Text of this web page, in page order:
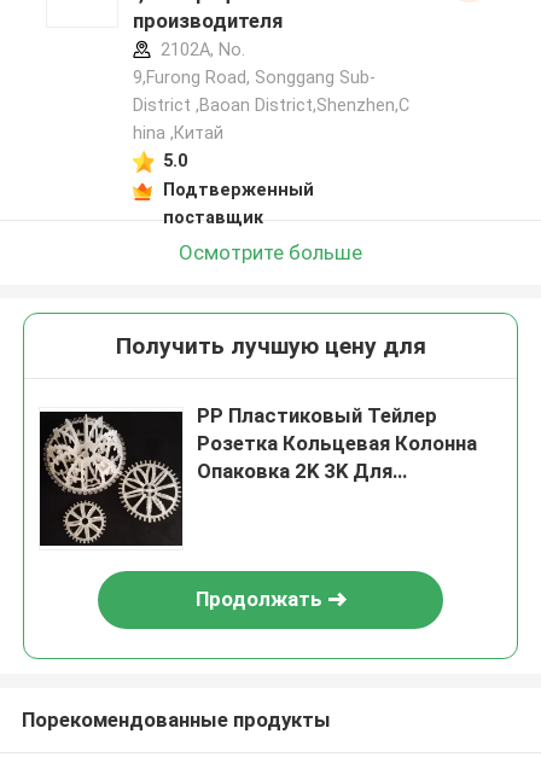
производителя
2102A, No.
9,Furong Road, Songgang Sub-
District ,Baoan District,Shenzhen,C
hina ,Китай
5.0
Подтверженный
поставщик
Осмотрите больше
Получить лучшую цену для
PP Пластиковый Тейлер
Розетка Кольцевая Колонна
Опаковка 2K 3K Для
Продолжать
Порекомендованные продукты